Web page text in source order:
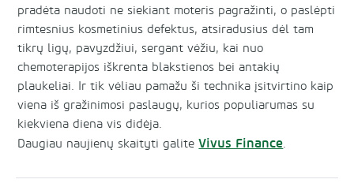
pradėta naudoti ne siekiant moteris pagražinti, o paslėpti
rimtesnius kosmetinius defektus, atsiradusius dėl tam
tikrų ligų, pavyzdžiui, sergant vėžiu, kai nuo
chemoterapijos iškrenta blakstienos bei antakių
plaukeliai. Ir tik vėliau pamažu ši technika įsitvirtino kaip
viena iš gražinimosi paslaugų, kurios populiarumas su
kiekviena diena vis didėja.
Daugiau naujienų skaityti galiteVivus Finance.